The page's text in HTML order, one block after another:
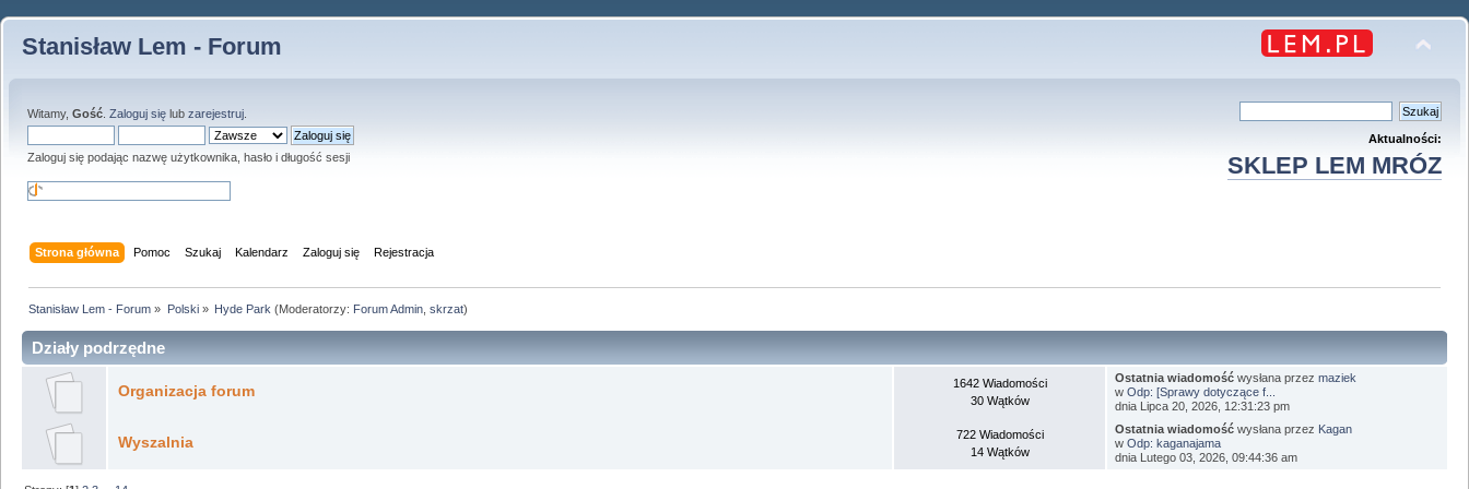
Stanisław Lem - Forum
Witamy, Gość Zaloguj się lub zarejestruj
Zaloguj się podając nazwę użytkownika, hasło i długość sesji
Aktualności:
SKLEP LEM MRÓZ
Strona główna Pomoc Szukaj Kalendarz Zaloguj się Rejestracja
Stanisław Lem - Forum » Polski» Hyde Park (Moderatorzy: Forum Admin, skrzat)
Działy podrzędne
Organizacja forum
1642 Wiadomości
30 Wątków
Ostatnia wiadomość wysłana przezmaziek
wOdp: [Sprawy dotyczące f...
dnia Lipca 20, 2026, 12:31:23 pm
Wyszalnia
722 Wiadomości
14 Wątków
Ostatnia wiadomość wysłana przez Kagan
wOdp: kaganajama
dnia Lutego 03, 2026, 09:44:36 am